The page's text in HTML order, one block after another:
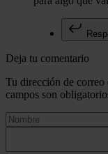
Deja tu comentario
Tu dirección de correo
campos son